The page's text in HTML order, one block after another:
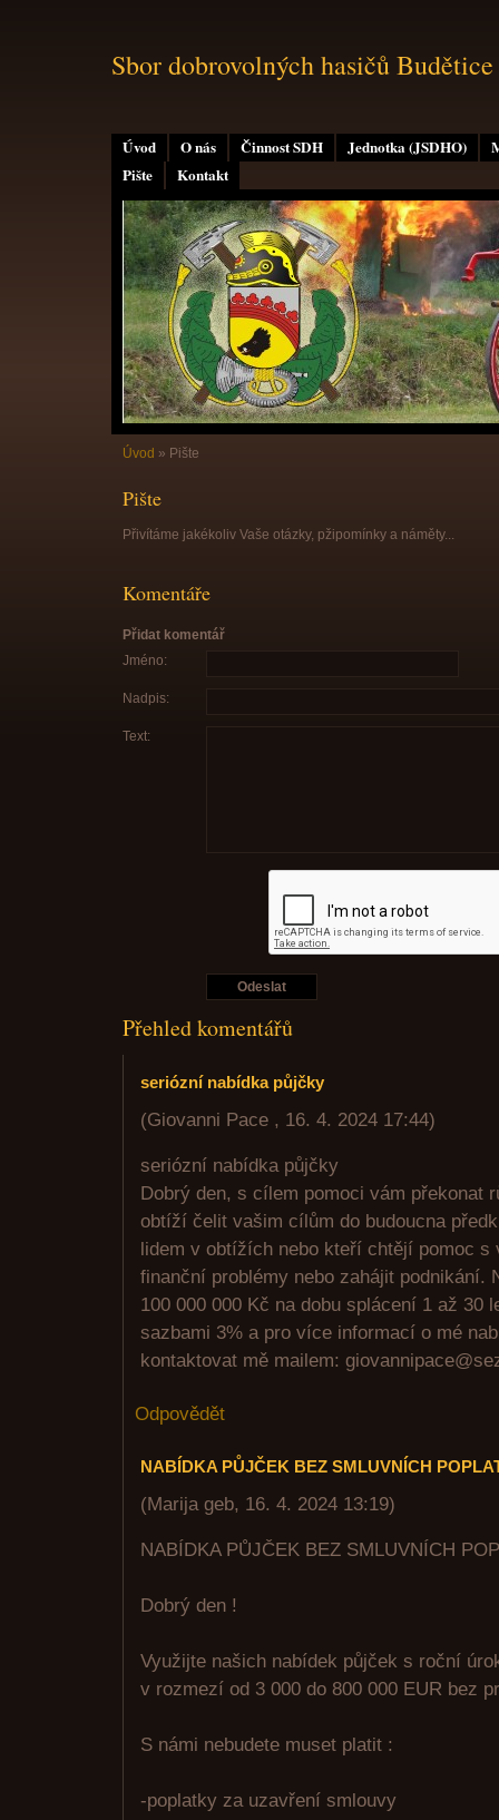
Úvod O nás Činnost SDH Jednotka (JSDHO)
Pište
Kontakt
Sbor dobrovolných hasičů Budětice
Úvod » Pište
Pište
Přivítáme jakékoliv Vaše otázky, pžipomínky a náměty...
Komentáře
Přidat komentář
Jméno:
Nadpis:
Text:
Přehled komentářů
seriózní nabídka půjčky
(Giovanni Pace , 16. 4. 2024 17:44)
seriózní nabídka půjčky
Dobrý den, s cílem pomoci vám překonat
obtíží čelit vašim cílům do budoucna
lidem v obtížích nebo kteří chtějí pomoc s
finanční problémy nebo zahájit podnikání.
100 000 000 Kč na dobu splácení 1 až 30
sazbami 3% a pro více informací o mé
kontaktovat mě mailem:
Odpovědět
NABÍDKA PŮJČEK BEZ SMLUVNÍCH
(Marija geb, 16. 4. 2024 13:19)
NABÍDKA PŮJČEK BEZ SMLUVNÍCH
Dobrý den !
Využijte našich nabídek půjček s roční
v rozmezí od 3 000 do 800 000 EUR bez
S námi nebudete muset platit :
-poplatky za uzavření smlouvy